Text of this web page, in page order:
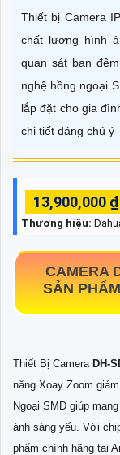
Thiết bị Camera
chất lượng hình
quan sát ban
nghệ hồng ngoại
lắp đặt cho gia
chi tiết đáng chú ý
13,900,000 ₫
Thương hiệu:
CAMERA
SẢN
Thiết Bị Camera DH-
năng Xoay Zoom
Ngoại SMD giúp
ánh sáng yếu. Với
phẩm chính hãng tại